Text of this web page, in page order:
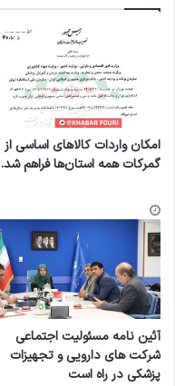
امکان واردات کالاهای اساسی از
گمرکات همه استان‌ها فراهم شد.
آئین نامه مسئولیت اجتماعی
شرکت های دارویی و تجهیزات
پزشکی در راه است